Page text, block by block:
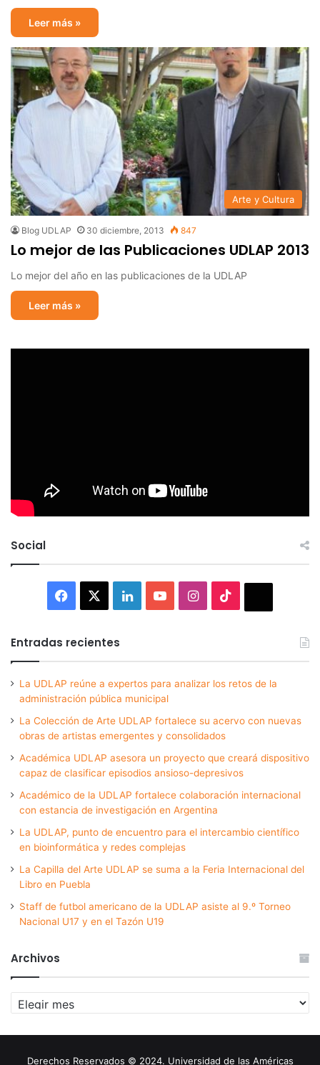
Leer más »
Arte y Cultura
Blog UDLAP 30 diciembre, 2013 847
Lo mejor de las Publicaciones UDLAP 2013
Lo mejor del año en las publicaciones de la UDLAP
Leer más »
Social
Facebook LinkedInYouTubeInstagram
Entradas recientes
La UDLAP reúne a expertos para analizar los retos de la
administración pública municipal
La Colección de Arte UDLAP fortalece su acervo con nuevas
obras de artistas emergentes y consolidados
Académica UDLAP asesora un proyecto que creará dispositivo
capaz de clasificar episodios ansioso-depresivos
Académico de la UDLAP fortalece colaboración internacional
con estancia de investigación en Argentina
La UDLAP, punto de encuentro para el intercambio científico
en bioinformática y redes complejas
La Capilla del Arte UDLAP se suma a la Feria Internacional del
Libro en Puebla
Staff de futbol americano de la UDLAP asiste al 9.º Torneo
Nacional U17 y en el Tazón U19
Archivos
Archivos
Derechos Reservados © 2024. Universidad de las Américas